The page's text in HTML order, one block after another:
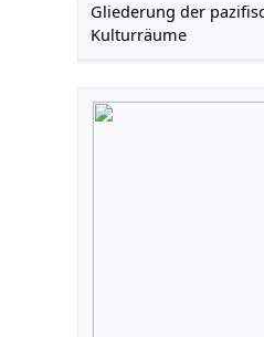
Gliederung der
Kulturräume